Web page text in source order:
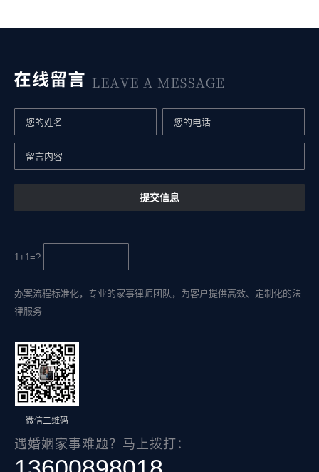
1+1=?
办案流程标准化，专业的家事律师团队，为客户提供高效、定制化的法
律服务
微信二维码
遇婚姻家事难题？马上拨打：